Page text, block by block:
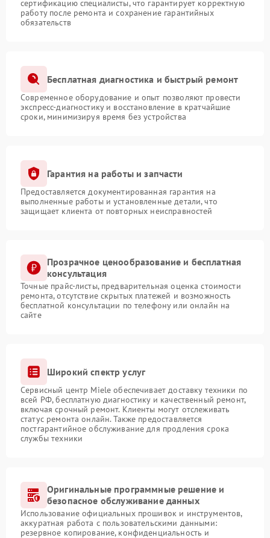
сертификацию специалисты, что гарантирует корректную
работу после ремонта и сохранение гарантийных
обязательств
Бесплатная диагностика и быстрый ремонт
Современное оборудование и опыт позволяют провести
экспресс-диагностику и восстановление в кратчайшие
сроки, минимизируя время без устройства
Гарантия на работы и запчасти
Предоставляется документированная гарантия на
выполненные работы и установленные детали, что
защищает клиента от повторных неисправностей
Прозрачное ценообразование и бесплатная
консультация
Точные прайс-листы, предварительная оценка стоимости
ремонта, отсутствие скрытых платежей и возможность
бесплатной консультации по телефону или онлайн на
сайте
Широкий спектр услуг
Сервисный центр Miele обеспечивает доставку техники по
всей РФ, бесплатную диагностику и качественный ремонт,
включая срочный ремонт. Клиенты могут отслеживать
статус ремонта онлайн. Также предоставляется
постгарантийное обслуживание для продления срока
службы техники
Оригинальные программные решение и
безопасное обслуживание данных
Использование официальных прошивок и инструментов,
аккуратная работа с пользовательскими данными:
резервное копирование, конфиденциальность и